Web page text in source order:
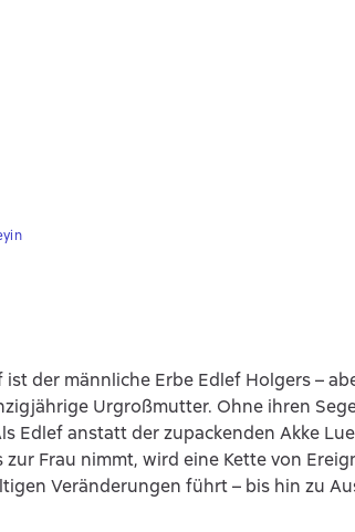
der männliche Erbe Edlef Holgers –
Urgroßmutter. Ohne ihren
Edlef anstatt der zupackenden Akke
Frau nimmt, wird eine Kette von
Veränderungen führt – bis hin zu